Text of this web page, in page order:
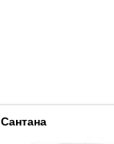
Сантана